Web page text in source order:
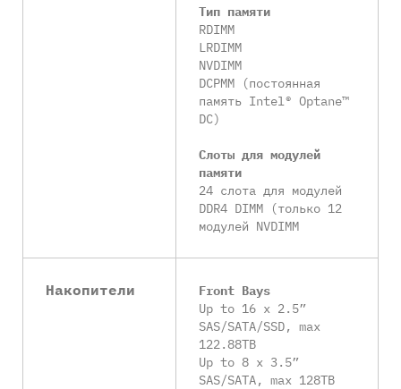
Тип памяти
RDIMM
LRDIMM
NVDIMM
DCPMM (постоянная
память Intel® Optane™
DC)
Слоты для модулей
памяти
24 слота для модулей
DDR4 DIMM (только 12
модулей NVDIMM
Накопители
Front Bays
Up to 16 x 2.5”
SAS/SATA/SSD, max
122.88TB
Up to 8 x 3.5”
SAS/SATA, max 128TB